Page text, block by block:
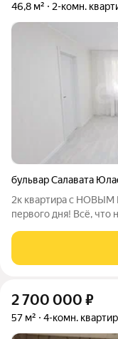
46,8 м² 2-комн.
бульвар Салавата
2к квартира с НОВЫМ РЕМОНТОМ
первого дня! Всё,
работает, ничего не
2 700 000 ₽
57 м² 4-комн.